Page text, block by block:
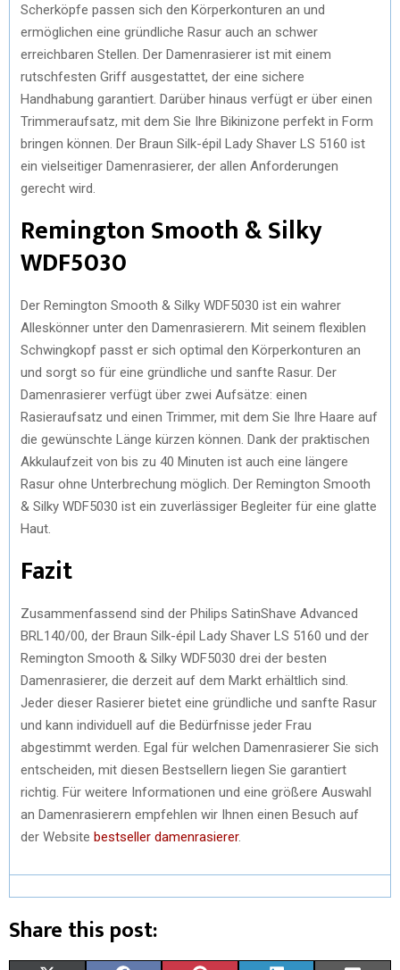
Scherköpfe passen sich den Körperkonturen an und
ermöglichen eine gründliche Rasur auch an schwer
erreichbaren Stellen. Der Damenrasierer ist mit einem
rutschfesten Griff ausgestattet, der eine sichere
Handhabung garantiert. Darüber hinaus verfügt er über einen
Trimmeraufsatz, mit dem Sie Ihre Bikinizone perfekt in Form
bringen können. Der Braun Silk-épil Lady Shaver LS 5160 ist
ein vielseitiger Damenrasierer, der allen Anforderungen
gerecht wird.
Remington Smooth & Silky
WDF5030
Der Remington Smooth & Silky WDF5030 ist ein wahrer
Alleskönner unter den Damenrasierern. Mit seinem flexiblen
Schwingkopf passt er sich optimal den Körperkonturen an
und sorgt so für eine gründliche und sanfte Rasur. Der
Damenrasierer verfügt über zwei Aufsätze: einen
Rasieraufsatz und einen Trimmer, mit dem Sie Ihre Haare auf
die gewünschte Länge kürzen können. Dank der praktischen
Akkulaufzeit von bis zu 40 Minuten ist auch eine längere
Rasur ohne Unterbrechung möglich. Der Remington Smooth
& Silky WDF5030 ist ein zuverlässiger Begleiter für eine glatte
Haut.
Fazit
Zusammenfassend sind der Philips SatinShave Advanced
BRL140/00, der Braun Silk-épil Lady Shaver LS 5160 und der
Remington Smooth & Silky WDF5030 drei der besten
Damenrasierer, die derzeit auf dem Markt erhältlich sind.
Jeder dieser Rasierer bietet eine gründliche und sanfte Rasur
und kann individuell auf die Bedürfnisse jeder Frau
abgestimmt werden. Egal für welchen Damenrasierer Sie sich
entscheiden, mit diesen Bestsellern liegen Sie garantiert
richtig. Für weitere Informationen und eine größere Auswahl
an Damenrasierern empfehlen wir Ihnen einen Besuch auf
der Website bestseller damenrasierer.
Share this post: